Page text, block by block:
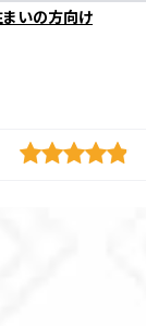
いの方向け